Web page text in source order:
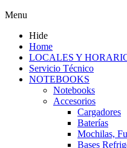
Menu
Hide
Home
LOCALES Y
Servicio Técnico
NOTEBOOKS
Notebooks
Accesorios
Cargadores
Baterías
Mochilas,
Bases